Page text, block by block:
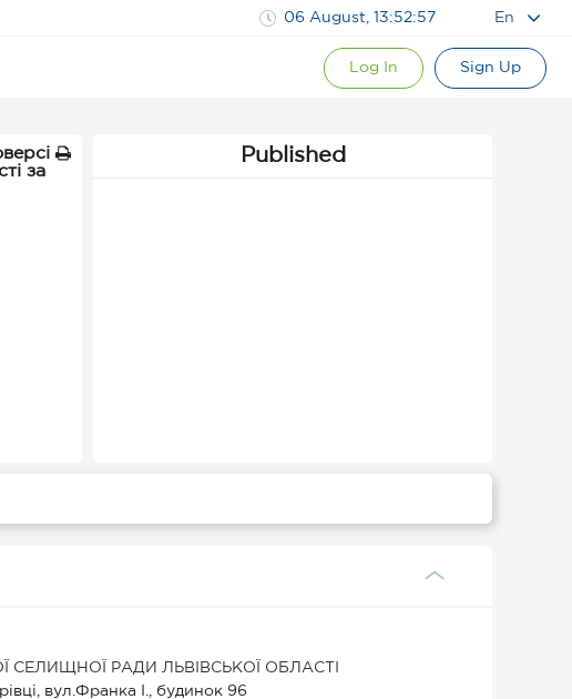
06 August, 13:52:57 En
Log In Sign Up
за
Published
СЕЛИЩНОЇ РАДИ ЛЬВІВСЬКОЇ ОБЛАСТІ
вул.Франка І., будинок 96